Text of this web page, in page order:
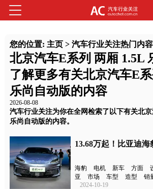
您的位置: 主页> 汽车行业关注热门内容
北京汽车E系列 两厢 1.5L
了解更多有关北京汽车E
乐尚自动版的内容
2026-08-08
汽车行业关注为你在全网检索了以下有关北
乐尚自动版的内容。
13.68万起！比亚迪海
海豹 电机 新车 方面
亚
市场 车型 造型 销
2024-10-19